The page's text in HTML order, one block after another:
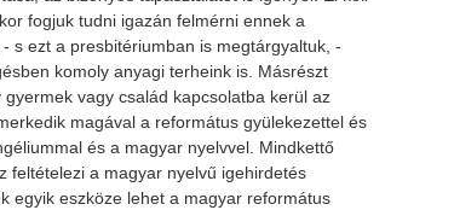
fogjuk tudni igazán felmérni ennek a
s ezt a presbitériumban is megtárgyaltuk, -
komoly anyagi terheink is. Másrészt
vagy család kapcsolatba kerül az
magával a református gyülekezettel és
és a magyar nyelvvel. Mindkettő
feltételezi a magyar nyelvű igehirdetés
egyik eszköze lehet a magyar református